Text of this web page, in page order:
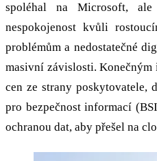
spoléhal na Microsoft,
nespokojenost kvůli
problémům a nedostatečné
masivní závislosti.
cen ze strany poskytovatele,
pro bezpečnost informací
ochranou dat, aby přešel na